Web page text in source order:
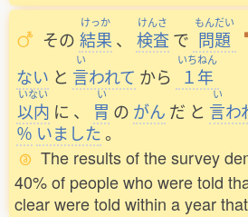
その
けっか
結果 、
けんさ
検査 で
もんだい
問題
ない と
い
言われて から
いちねん
１年
いない
以内 に 、
い
胃 の がん だ と
い
言わ
％ いました。
The results of the survey
40% of people who were told
clear were told within a year